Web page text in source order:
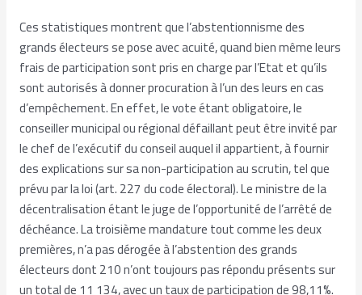
Ces statistiques montrent que l’abstentionnisme des
grands électeurs se pose avec acuité, quand bien même leurs
frais de participation sont pris en charge par l’Etat et qu’ils
sont autorisés à donner procuration à l’un des leurs en cas
d’empêchement. En effet, le vote étant obligatoire, le
conseiller municipal ou régional défaillant peut être invité par
le chef de l’exécutif du conseil auquel il appartient, à fournir
des explications sur sa non-participation au scrutin, tel que
prévu par la loi (art. 227 du code électoral). Le ministre de la
décentralisation étant le juge de l’opportunité de l’arrêté de
déchéance. La troisième mandature tout comme les deux
premières, n’a pas dérogée à l’abstention des grands
électeurs dont 210 n’ont toujours pas répondu présents sur
un total de 11 134, avec un taux de participation de 98,11%.